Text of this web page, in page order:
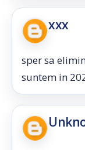
xxx
sper sa
suntem in